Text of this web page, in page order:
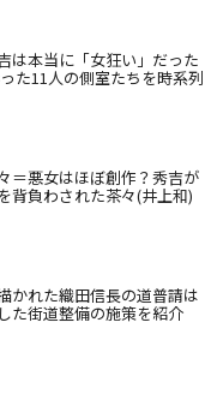
は本当に「女狂い」だった
た11人の側室たちを時系列
＝悪女はほぼ創作？秀吉が
背負わされた茶々(井上和)
かれた織田信長の道普請は
た街道整備の施策を紹介